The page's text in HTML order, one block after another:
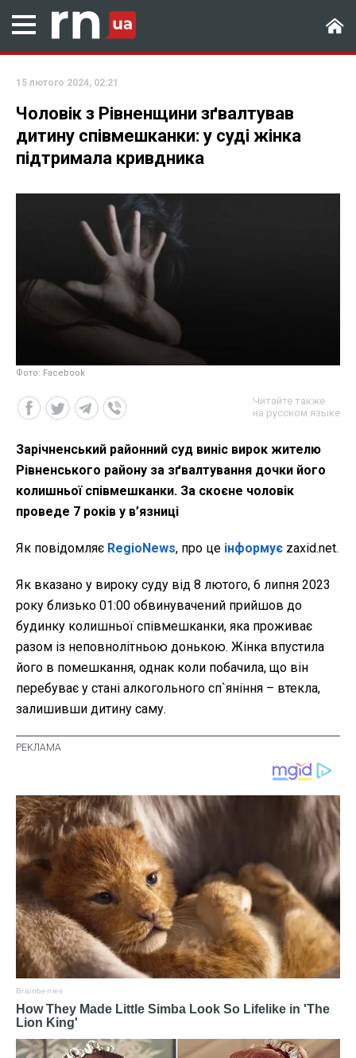
15 лютого 2024, 02:21
Чоловік з Рівненщини зґвалтував
дитину співмешканки: у суді жінка
підтримала кривдника
Фото: Facebook
Читайте также
на русском языке
Зарічненський районний суд виніс вирок жителю
Рівненського району за зґвалтування дочки його
колишньої співмешканки. За скоєне чоловік
проведе 7 років у в’язниці
Як повідомляє RegioNews, про це інформує zaxid.net.
Як вказано у вироку суду від 8 лютого, 6 липня 2023
року близько 01:00 обвинувачений прийшов до
будинку колишньої співмешканки, яка проживає
разом із неповнолітньою донькою. Жінка впустила
його в помешкання, однак коли побачила, що він
перебуває у стані алкогольного сп`яніння – втекла,
залишивши дитину саму.